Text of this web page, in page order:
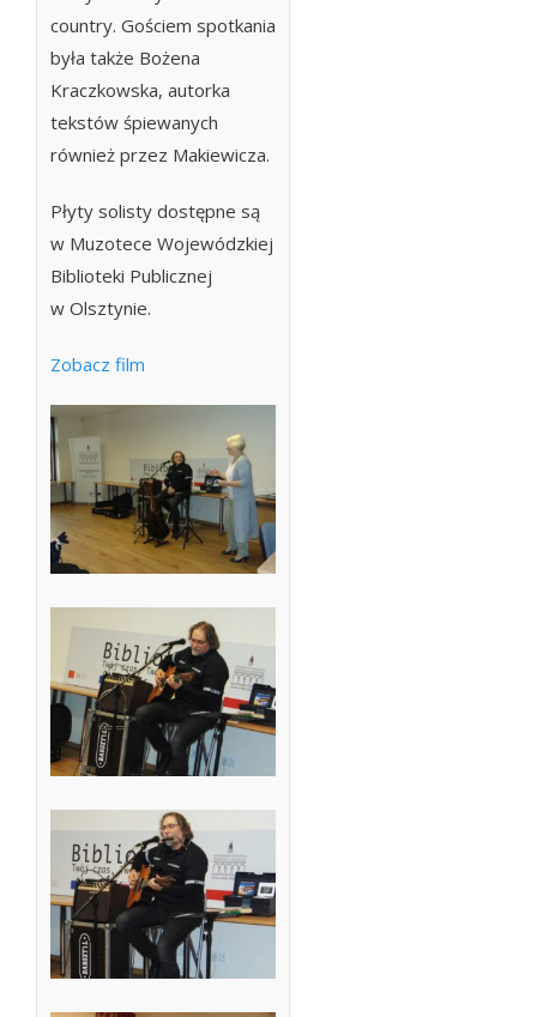
country. Gościem spotkania
była także Bożena
Kraczkowska, autorka
tekstów śpiewanych
również przez Makiewicza.
Płyty solisty dostępne są
w Muzotece Wojewódzkiej
Biblioteki Publicznej
w Olsztynie.
Zobacz film